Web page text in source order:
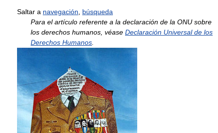
Saltar a navegación
búsqueda
Para el artículo referente a la declaración de la ONU sobre
los derechos humanos, véase Declaración Universal de los
Derechos Humanos